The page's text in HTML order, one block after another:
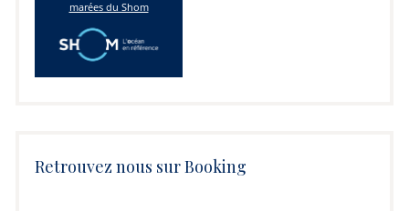
Retrouvez nous sur Booking